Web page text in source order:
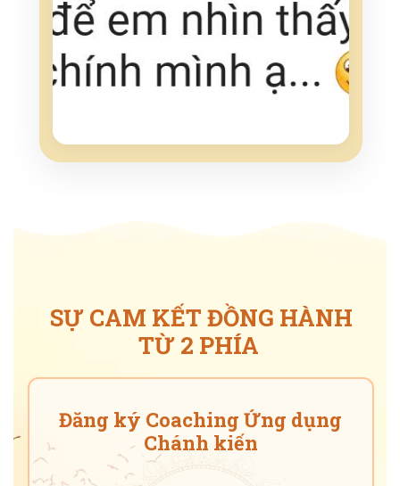
SỰ CAM KẾT ĐỒNG HÀNH
TỪ 2 PHÍA
Đăng ký Coaching Ứng dụng
Chánh kiến